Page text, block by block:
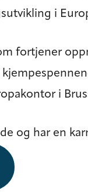
i
fortjener
i
og har en